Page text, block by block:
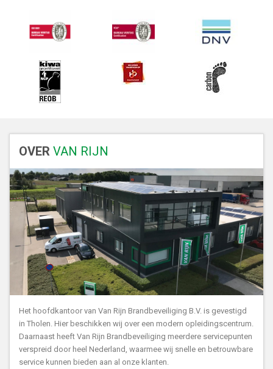
OVER VAN RIJN
Het hoofdkantoor van Van Rijn Brandbeveiliging B.V. is gevestigd
in Tholen. Hier beschikken wij over een modern opleidingscentrum.
Daarnaast heeft Van Rijn Brandbeveiliging meerdere servicepunten
verspreid door heel Nederland, waarmee wij snelle en betrouwbare
service kunnen bieden aan al onze klanten.